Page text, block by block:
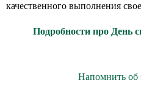
качественного выполнения
Подробности про День
Напомнить об